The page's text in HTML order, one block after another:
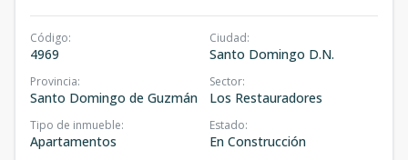
Código:
4969
Ciudad:
Santo Domingo D.N.
Provincia:
Santo Domingo de Guzmán
Sector:
Los Restauradores
Tipo de inmueble:
Apartamentos
Estado:
En Construcción